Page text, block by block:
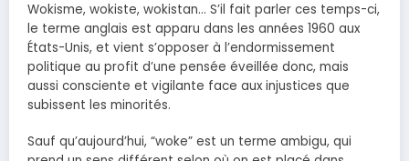
Wokisme, wokiste, wokistan… S’il fait parler ces temps-ci,
le terme anglais est apparu dans les années 1960 aux
États-Unis, et vient s’opposer à l’endormissement
politique au profit d’une pensée éveillée donc, mais
aussi consciente et vigilante face aux injustices que
subissent les minorités.
Sauf qu’aujourd’hui, “woke” est un terme ambigu, qui